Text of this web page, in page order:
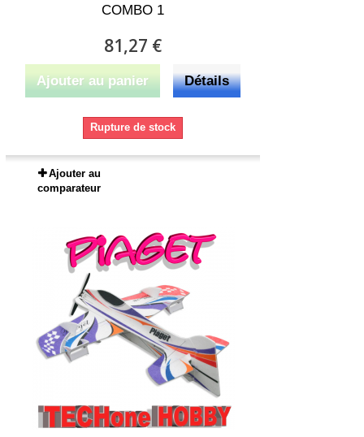
COMBO 1
81,27 €
Ajouter au panier Détails
Rupture de stock
Ajouter au
comparateur